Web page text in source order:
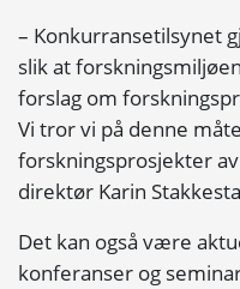
– Konkurransetilsynet
slik at
forslag om
Vi tror vi på denne
forskningsprosjekter
direktør Karin
Det kan også være
konferanser og